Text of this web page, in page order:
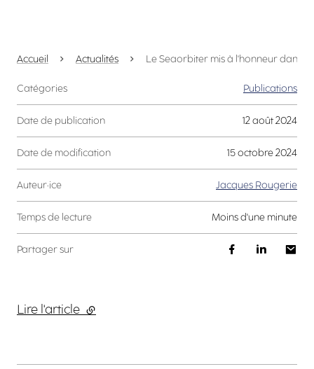
Accueil Actualités Le Seaorbiter mis à l'honneur dans
Catégories Publications
Date de publication 12 août 2024
Date de modification 15 octobre 2024
Auteur·ice Jacques Rougerie
Temps de lecture moins d'une minute
Partager sur
Lire l'article (lien externe)